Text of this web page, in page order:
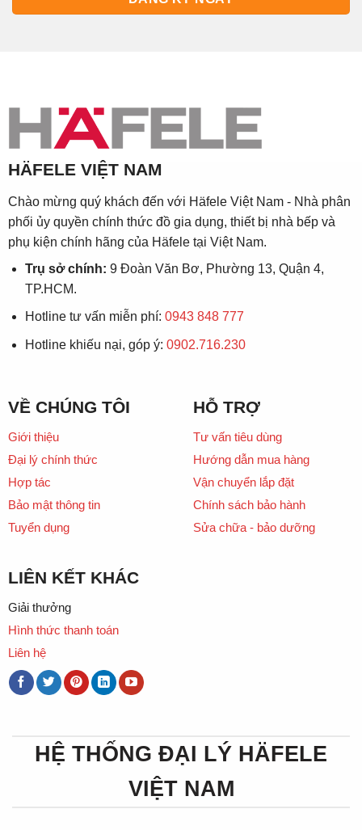
HÄFELE VIỆT NAM
Chào mừng quý khách đến với Häfele Việt Nam - Nhà phân
phối ủy quyền chính thức đồ gia dụng, thiết bị nhà bếp và
phụ kiện chính hãng của Häfele tại Việt Nam.
Trụ sở chính: 9 Đoàn Văn Bơ, Phường 13, Quận 4,
TP.HCM.
Hotline tư vấn miễn phí: 0943 848 777
Hotline khiếu nại, góp ý: 0902.716.230
VỀ CHÚNG TÔI
Giới thiệu
Đại lý chính thức
Hợp tác
Bảo mật thông tin
Tuyển dụng
HỖ TRỢ
Tư vấn tiêu dùng
Hướng dẫn mua hàng
Vận chuyển lắp đặt
Chính sách bảo hành
Sửa chữa - bảo dưỡng
LIÊN KẾT KHÁC
Giải thưởng
Hình thức thanh toán
Liên hệ
HỆ THỐNG ĐẠI LÝ HÄFELE
VIỆT NAM